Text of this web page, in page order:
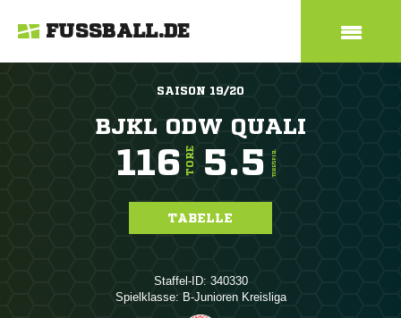
FUSSBALL.DE
SAISON 19/20
BJKL ODW QUALI
116 TORE 5.5 TORE/SPIEL
TABELLE
Staffel-ID: 340330
Spielklasse: B-Junioren Kreisliga